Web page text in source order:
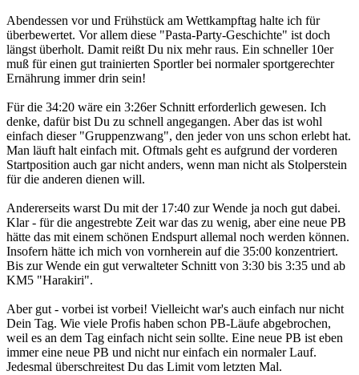
Abendessen vor und Frühstück am Wettkampftag halte ich für
überbewertet. Vor allem diese "Pasta-Party-Geschichte" ist doch
längst überholt. Damit reißt Du nix mehr raus. Ein schneller 10er
muß für einen gut trainierten Sportler bei normaler sportgerechter
Ernährung immer drin sein!
Für die 34:20 wäre ein 3:26er Schnitt erforderlich gewesen. Ich
denke, dafür bist Du zu schnell angegangen. Aber das ist wohl
einfach dieser "Gruppenzwang", den jeder von uns schon erlebt hat.
Man läuft halt einfach mit. Oftmals geht es aufgrund der vorderen
Startposition auch gar nicht anders, wenn man nicht als Stolperstein
für die anderen dienen will.
Andererseits warst Du mit der 17:40 zur Wende ja noch gut dabei.
Klar - für die angestrebte Zeit war das zu wenig, aber eine neue PB
hätte das mit einem schönen Endspurt allemal noch werden können.
Insofern hätte ich mich von vornherein auf die 35:00 konzentriert.
Bis zur Wende ein gut verwalteter Schnitt von 3:30 bis 3:35 und ab
KM5 "Harakiri".
Aber gut - vorbei ist vorbei! Vielleicht war's auch einfach nur nicht
Dein Tag. Wie viele Profis haben schon PB-Läufe abgebrochen,
weil es an dem Tag einfach nicht sein sollte. Eine neue PB ist eben
immer eine neue PB und nicht nur einfach ein normaler Lauf.
Jedesmal überschreitest Du das Limit vom letzten Mal.